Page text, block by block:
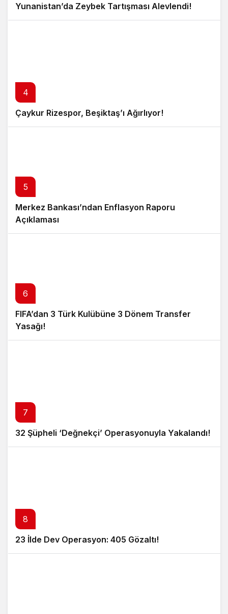
Yunanistan’da Zeybek Tartışması Alevlendi!
4
Çaykur Rizespor, Beşiktaş’ı Ağırlıyor!
5
Merkez Bankası’ndan Enflasyon Raporu
Açıklaması
6
FIFA’dan 3 Türk Kulübüne 3 Dönem Transfer
Yasağı!
7
32 Şüpheli ‘Değnekçi’ Operasyonuyla Yakalandı!
8
23 İlde Dev Operasyon: 405 Gözaltı!